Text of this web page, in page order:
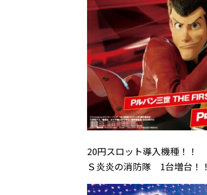
20円スロット導入機種！！
Ｓ炎炎の消防隊 1台増台！！